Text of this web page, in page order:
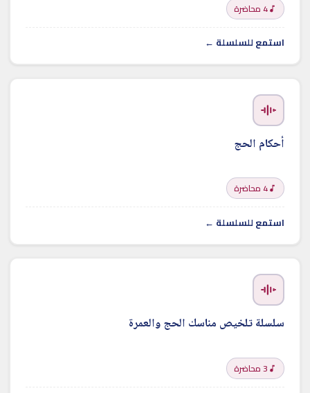
4 محاضرة
استمع للسلسلة ←
أحكام الحج
4 محاضرة
استمع للسلسلة ←
سلسلة تلخيص مناسك الحج والعمرة
3 محاضرة